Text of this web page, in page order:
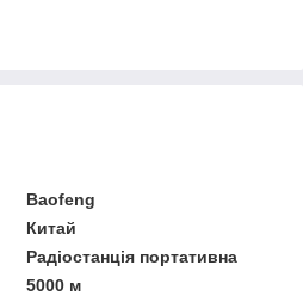
Baofeng
Китай
Радіостанція портативна
5000 м